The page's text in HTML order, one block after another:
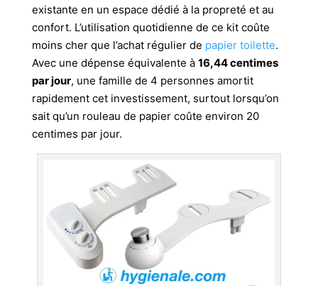
existante en un espace dédié à la propreté et au
confort. L’utilisation quotidienne de ce kit coûte
moins cher que l’achat régulier de papier toilette.
Avec une dépense équivalente à 16,44 centimes
par jour, une famille de 4 personnes amortit
rapidement cet investissement, surtout lorsqu’on
sait qu’un rouleau de papier coûte environ 20
centimes par jour.